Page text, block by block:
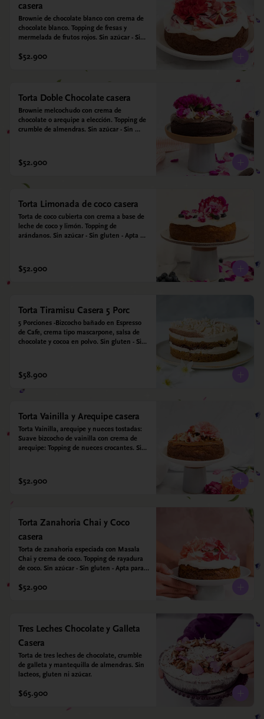
casera
Brownie de chocolate blanco con crema de
chocolate blanco. Topping de fresas y
mermelada de frutos rojos. Sin azúcar - Sin
harina quinoa, arroz y coco. Endulzada con
$52.900
Torta Doble Chocolate casera
Brownie melcochudo con crema de
chocolate o arequipe a elección. Topping de
crumble de almendras. Sin azúcar - Sin
Endulzada con estevia.
$52.900
Torta Limonada de coco casera
Torta de coco cubierta con crema a base de
leche de coco y limón. Topping de
arándanos. Sin azúcar - Sin gluten - Apta
$52.900
Torta Tiramisu Casera 5 Porc
5 Porciones -Bizcocho bañado en Espresso
de Cafe, crema tipo mascarpone, salsa de
chocolate y cocoa en polvo. Sin gluten - Sin
$58.900
Torta Vainilla y Arequipe casera
Torta Vainilla, arequipe y nueces tostadas:
Suave bizcocho de vainilla con crema de
arequipe: Topping de nueces crocantes. Sin
Endulzada con estevia.
$52.900
Torta Zanahoria Chai y Coco
casera
Torta de zanahoria especiada con Masala
Chai y crema de coco. Topping de rayadura
de coco. Sin azúcar - Sin gluten - Apta para
y almendras. Endulzada con estevia.
$52.900
Tres Leches Chocolate y Galleta
Casera
Torta de tres leches de chocolate, crumble
de galleta y mantequilla de almendras. Sin
lacteos, gluten ni azúcar.
$65.900